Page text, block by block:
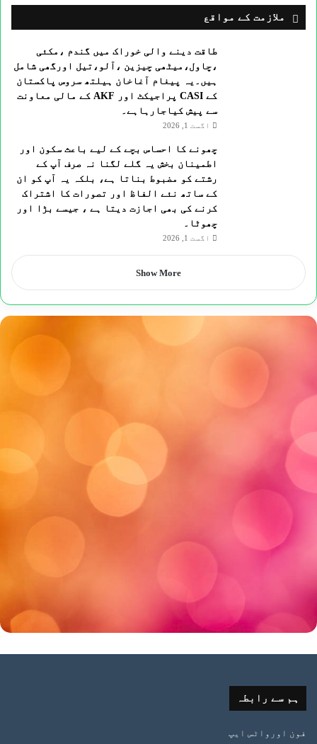
ملازمت کے مواقع
طاقت دینے والی خوراک میں گندم ،مکئی
،چاول،میٹھی چیزین ،آلو،تیل اورگھی شامل
ہیں۔یہ پیغام آغاخان ہیلتھ سروس پاکستان
کے CASI پراجیکٹ اور AKF کے مالی معاونت
سے پیش کیاجارہاہے۔
اگست 1, 2026
چھونے کا احساس بچے کے لیے باعث سکون اور
اطمینان بخش یہ گلے لگنا نہ صرف آپ کے
رشتے کو مضبوط بناتا ہے، بلکہ یہ آپ کو ان
کے ساتھ نئے الفاظ اور تصورات کا اشتراک
کرنے کی بھی اجازت دیتا ہے ، جیسے بڑا اور
چھوٹا۔
اگست 1, 2026
Show More
ہم سے رابطہ
فون اورواٹس ایپ